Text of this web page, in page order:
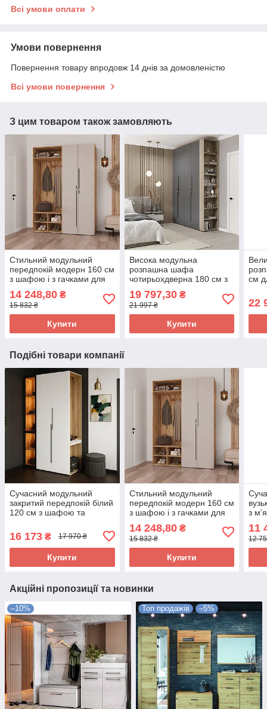
Всі умови оплати
Умови повернення
Повернення товару впродовж 14 днів за домовленістю
Всі умови повернення
З цим товаром також замовляють
Стильний модульний
передпокій модерн 160 см
з шафою і з гачками для
Спейс Світ Меблів
14 248,80 ₴
15 832 ₴
Купити
Висока модульна
розпашна шафа
чотирьохдверна 180 см з
штангою в спальню Спейс
Світ Меблів
19 797,30₴
21 997 ₴
Купити
см
22
Подібні товари компанії
Сучасний модульний
закритий передпокій білий
120 см з шафою та
Спейс Світ Меблів
16 173 ₴ 17 970 ₴
Купити
Стильний модульний
передпокій модерн 160 см
з шафою і з гачками для
Спейс Світ Меблів
14 248,80₴
15 832 ₴
Купити
з
11
12
Акційні пропозиції та новинки
–10% Топ продажів –5%